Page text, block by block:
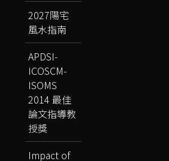
2027陽宅
風水指南
APDSI-
ICOSCM-
ISOMS
2014 最佳
論文指導教
授獎
Impact of